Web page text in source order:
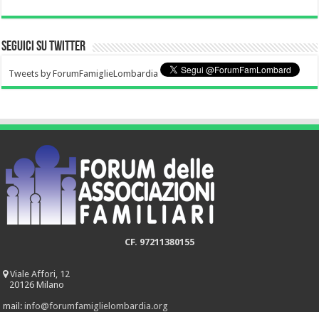
Seguici su Twitter
Tweets by ForumFamiglieLombardia
CF. 97211380155
Viale Affori, 12
20126 Milano
mail:info@forumfamiglielombardia.org